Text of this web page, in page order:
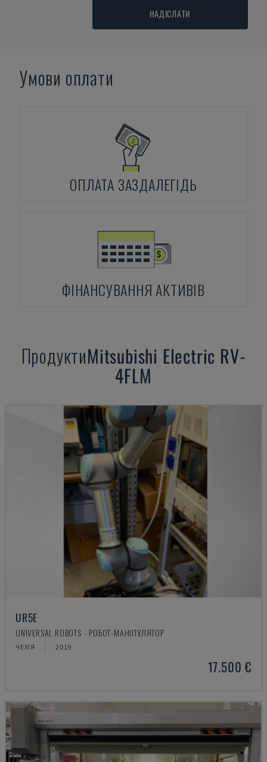
НАДІСЛАТИ
Умови оплати
ОПЛАТА ЗАЗДАЛЕГІДЬ
ФІНАНСУВАННЯ АКТИВІВ
ПродуктиMitsubishi Electric RV-
4FLM
UR5E
UNIVERSAL ROBOTS - РОБОТ-МАНІПУЛЯТОР
ЧЕХІЯ 2019
17.500 €